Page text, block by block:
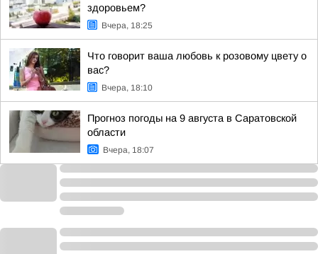
здоровьем?
Вчера, 18:25
Что говорит ваша любовь к розовому цвету о
вас?
Вчера, 18:10
Прогноз погоды на 9 августа в Саратовской
области
Вчера, 18:07